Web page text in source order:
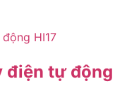
điện tự động